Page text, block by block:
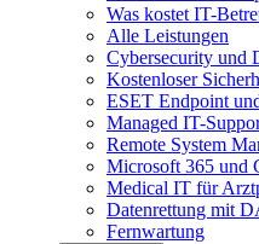
Was kostet IT-
Alle Leistungen
Cybersecurity und
Kostenloser
ESET Endpoint
Managed IT-
Remote System
Microsoft 365 und
Medical IT für
Datenrettung mit
Fernwartung